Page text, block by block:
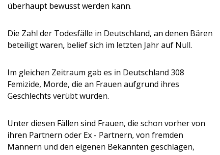
überhaupt bewusst werden kann.
Die Zahl der Todesfälle in Deutschland, an denen Bären
beteiligt waren, belief sich im letzten Jahr auf Null.
Im gleichen Zeitraum gab es in Deutschland 308
Femizide, Morde, die an Frauen aufgrund ihres
Geschlechts verübt wurden.
Unter diesen Fällen sind Frauen, die schon vorher von
ihren Partnern oder Ex - Partnern, von fremden
Männern und den eigenen Bekannten geschlagen,